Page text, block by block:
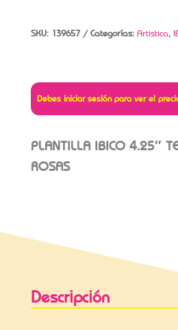
SKU: 139657 Categorías: Artistica,
Debes iniciar sesión para ver el
PLANTILLA IBICO 4.25″
ROSAS
Descripción